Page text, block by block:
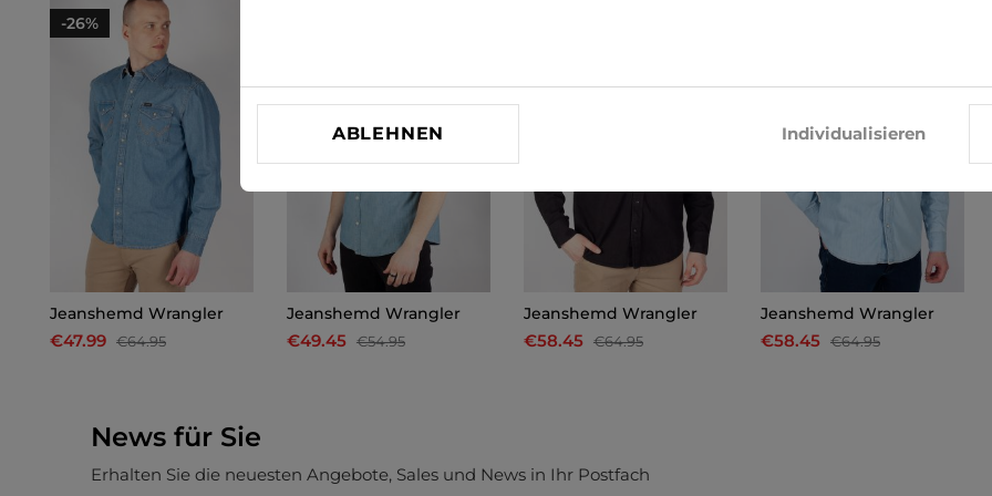
-26%
Jeanshemd Wrangler
€47.99 €64.95
Jeanshemd Wrangler
€49.45 €54.95
Jeanshemd Wrangler
€58.45 €64.95
Jeanshemd Wrangler
€58.45 €64.95
News für Sie
Erhalten Sie die neuesten Angebote, Sales und News in Ihr Postfach
ABLEHNEN Individualisieren